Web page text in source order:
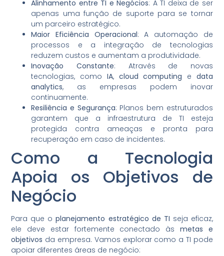
Alinhamento entre TI e Negócios: A TI deixa de ser
apenas uma função de suporte para se tornar
um parceiro estratégico.
Maior Eficiência Operacional: A automação de
processos e a integração de tecnologias
reduzem custos e aumentam a produtividade.
Inovação Constante: Através de novas
tecnologias, como IA, cloud computing e data
analytics, as empresas podem inovar
continuamente.
Resiliência e Segurança: Planos bem estruturados
garantem que a infraestrutura de TI esteja
protegida contra ameaças e pronta para
recuperação em caso de incidentes.
Como a Tecnologia
Apoia os Objetivos de
Negócio
Para que oplanejamento estratégico de TI seja eficaz,
ele deve estar fortemente conectado às metas e
objetivos da empresa. Vamos explorar como a TI pode
apoiar diferentes áreas de negócio: